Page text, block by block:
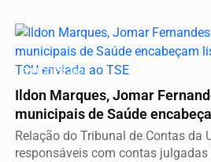
ELEIÇÕES 2026
Ildon Marques, Jomar
municipais de Saúde
Relação do Tribunal de Contas da
responsáveis com contas julgadas